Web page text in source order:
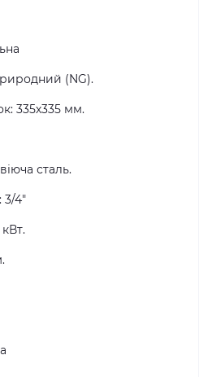
(NG).
335х335 мм.
сталь.
3/4"